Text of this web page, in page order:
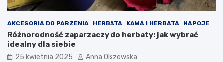
AKCESORIA DO PARZENIA HERBATA KAWA I HERBATA NAPOJE
Różnorodność zaparzaczy do herbaty: jak wybrać
idealny dla siebie
25 kwietnia 2025 Anna Olszewska